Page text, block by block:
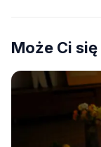
Może Ci